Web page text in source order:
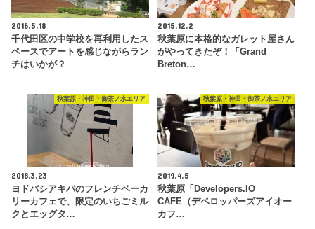
2016.5.18
千代田区の中学校を再利用したス
ペースでアートを感じながらラン
チはいかが？
2015.12.2
秋葉原に本格的なガレット屋さん
がやってきたぞ！「Grand
Breton…
秋葉原・神田・御茶ノ水エリア
2018.3.23
ヨドバシアキバのフレンチベーカ
リーカフェで、限定のいちごミル
クとエッグタ…
秋葉原・神田・御茶ノ水エリア
2019.4.5
秋葉原「Developers.IO
CAFE（デベロッパーズアイオー
カフ…